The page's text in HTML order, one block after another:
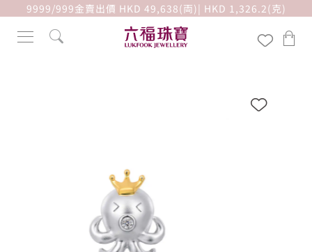
9999/999金賣出價 HKD 49,638(両)| HKD 1,326.2(克)